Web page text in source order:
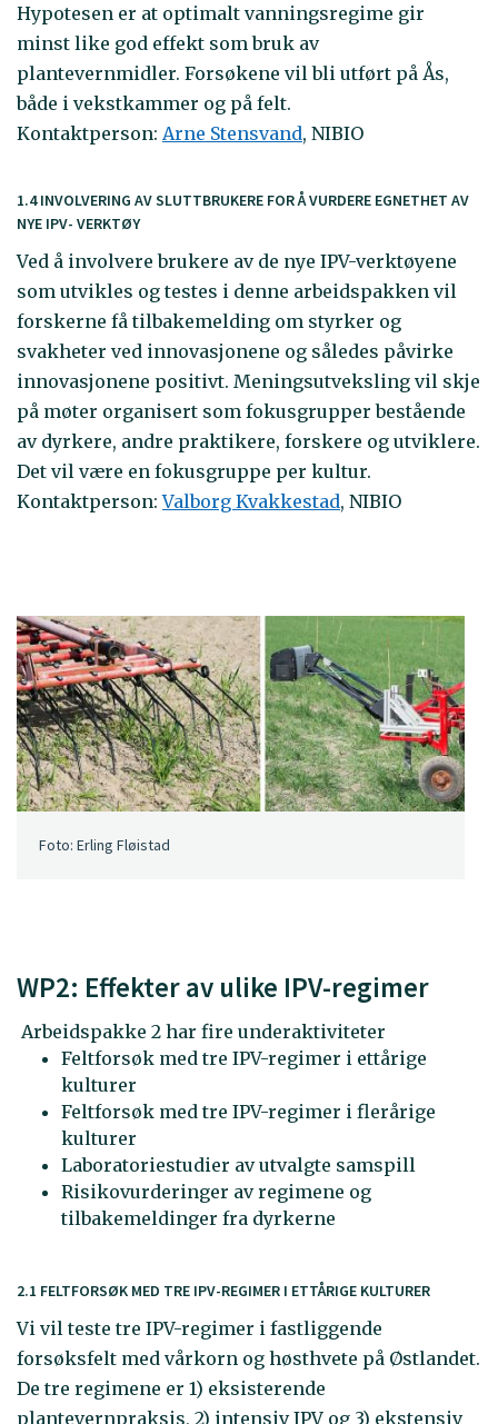
Hypotesen er at optimalt vanningsregime gir
minst like god effekt som bruk av
plantevernmidler. Forsøkene vil bli utført på Ås,
både i vekstkammer og på felt.
Kontaktperson: Arne Stensvand, NIBIO
1.4 INVOLVERING AV SLUTTBRUKERE FOR Å VURDERE EGNETHET AV
NYE IPV- VERKTØY
Ved å involvere brukere av de nye IPV-verktøyene
som utvikles og testes i denne arbeidspakken vil
forskerne få tilbakemelding om styrker og
svakheter ved innovasjonene og således påvirke
innovasjonene positivt. Meningsutveksling vil skje
på møter organisert som fokusgrupper bestående
av dyrkere, andre praktikere, forskere og utviklere.
Det vil være en fokusgruppe per kultur.
Kontaktperson:Valborg Kvakkestad, NIBIO
Foto: Erling Fløistad
WP2: Effekter av ulike IPV-regimer
Arbeidspakke 2 har fire underaktiviteter
Feltforsøk med tre IPV-regimer i ettårige
kulturer
Feltforsøk med tre IPV-regimer i flerårige
kulturer
Laboratoriestudier av utvalgte samspill
Risikovurderinger av regimene og
tilbakemeldinger fra dyrkerne
2.1 FELTFORSØK MED TRE IPV-REGIMER I ETTÅRIGE KULTURER
Vi vil teste tre IPV-regimer i fastliggende
forsøksfelt med vårkorn og høsthvete på Østlandet.
De tre regimene er 1) eksisterende
plantevernpraksis, 2) intensiv IPV og 3) ekstensiv